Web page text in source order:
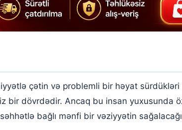
çətin və problemli bir həyat
bir dövrdədir. Ancaq bu insan yuxusunda
bağlı mənfi bir vəziyyətin